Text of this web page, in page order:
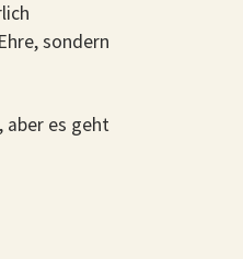
sondern
aber es geht